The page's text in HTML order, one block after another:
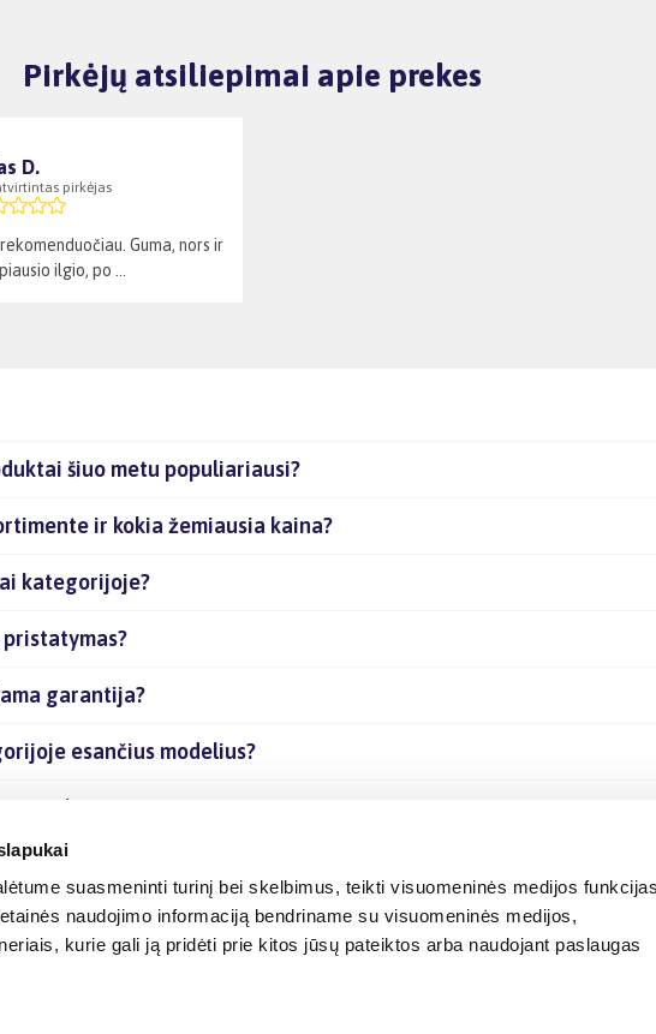
suasmeninti turinį bei skelbimus, teikti visuomeninės medijos funkcijas
naudojimo informaciją bendriname su visuomeninės medijos,
kurie gali ją pridėti prie kitos jūsų pateiktos arba naudojant paslaugas
Pirkėjų atsiliepimai apie prekes
D.
pirkėjas
Guma, nors ir
ilgio, po ...
šiuo metu populiariausi?
ir kokia žemiausia kaina?
kategorijoje?
garantija?
esančius modelius?
prekes internetu?